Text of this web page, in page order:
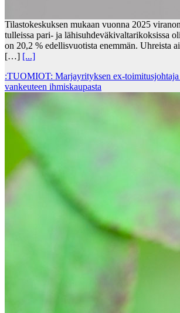
Tilastokeskuksen mukaan vuonna 2025
tulleissa pari- ja lähisuhdeväkivaltarikoksissa
on 20,2 % edellisvuotista enemmän. Uhreista
[…] [...]
:TUOMIOT: Marjayrityksen ex-
vankeuteen ihmiskaupasta